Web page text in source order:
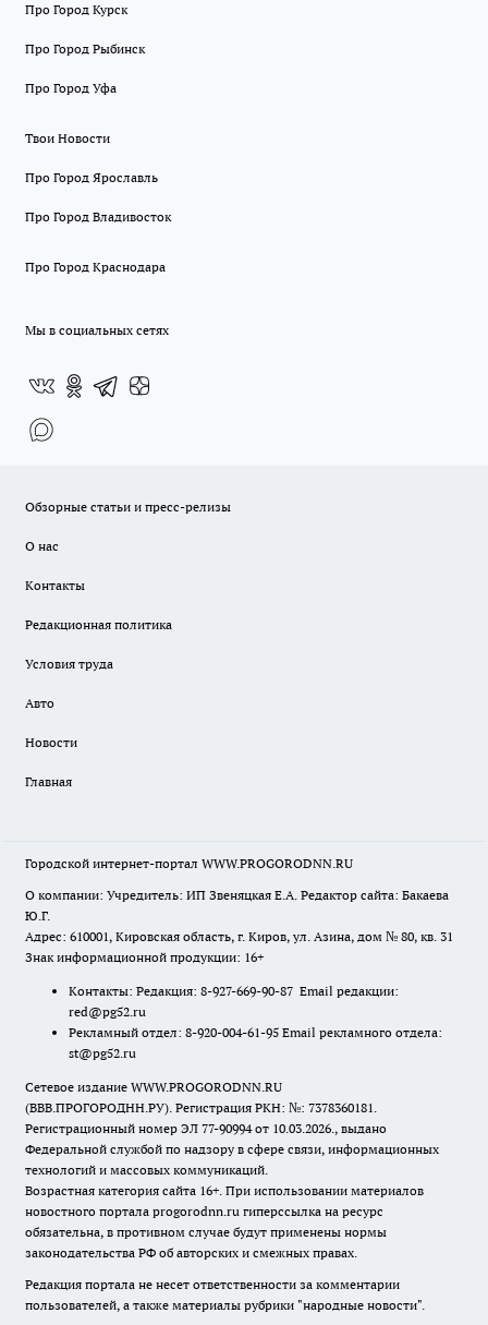
Про Город Курск
Про Город Рыбинск
Про Город Уфа
Твои Новости
Про Город Ярославль
Про Город Владивосток
Про Город Краснодара
Мы в социальных сетях
Обзорные статьи и пресс-релизы
О нас
Контакты
Редакционная политика
Условия труда
Авто
Новости
Главная
Городской интернет-портал WWW.PROGORODNN.RU
О компании: Учредитель: ИП Звеняцкая Е.А. Редактор сайта: Бакаева
Ю.Г.
Адрес: 610001, Кировская область, г. Киров, ул. Азина, дом № 80, кв. 31
Знак информационной продукции: 16+
Контакты: Редакция: 8-927-669-90-87 Email редакции:
red@pg52.ru
Рекламный отдел: 8-920-004-61-95 Email рекламного отдела:
st@pg52.ru
Сетевое издание WWW.PROGORODNN.RU
(ВВВ.ПРОГОРОДНН.РУ). Регистрация РКН: №: 7378360181.
Регистрационный номер ЭЛ 77-90994 от 10.03.2026., выдано
Федеральной службой по надзору в сфере связи, информационных
технологий и массовых коммуникаций.
Возрастная категория сайта 16+. При использовании материалов
новостного портала progorodnn.ru гиперссылка на ресурс
обязательна, в противном случае будут применены нормы
законодательства РФ об авторских и смежных правах.
Редакция портала не несет ответственности за комментарии
пользователей, а также материалы рубрики "народные новости".